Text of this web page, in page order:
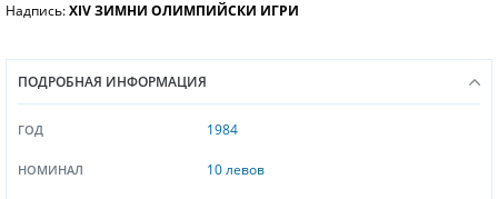
Надпись:XIV ЗИМНИ ОЛИМПИЙСКИ ИГРИ
ПОДРОБНАЯ ИНФОРМАЦИЯ
ГОД 1984
НОМИНАЛ 10 левов